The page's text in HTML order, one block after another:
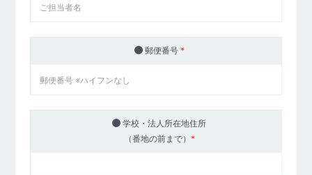
郵便番号 *
学校・法人所在地住所
（番地の前まで） *